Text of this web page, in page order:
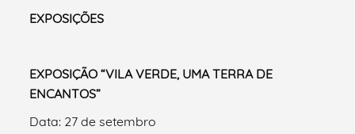
EXPOSIÇÕES
EXPOSIÇÃO “VILA VERDE, UMA TERRA DE
ENCANTOS”
Data: 27 de setembro